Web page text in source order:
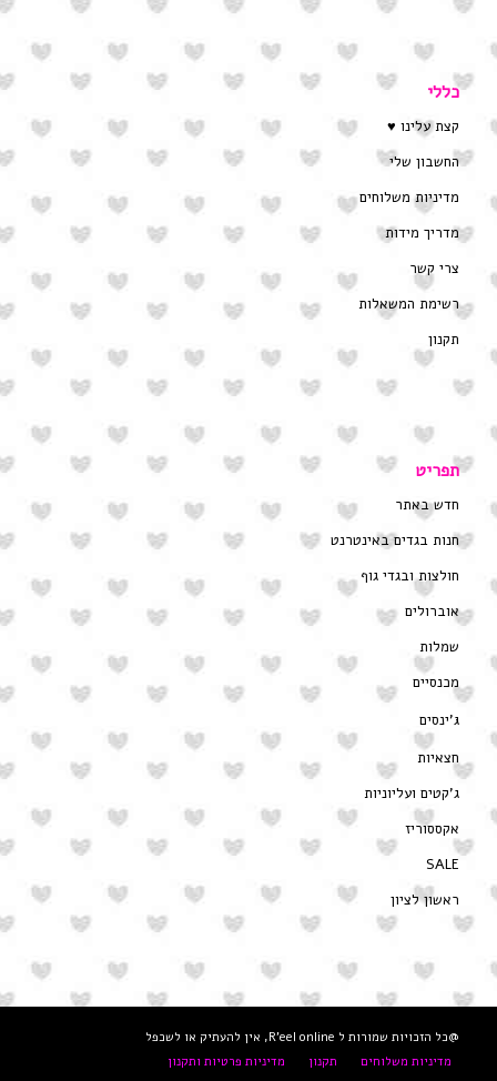
כללי
קצת עלינו ♥
החשבון שלי
מדיניות משלוחים
מדריך מידות
צרי קשר
רשימת המשאלות
תקנון
תפריט
חדש באתר
חנות בגדים באינטרנט
חולצות ובגדי גוף
אוברולים
שמלות
מכנסיים
ג’ינסים
חצאיות
ג’קטים ועליוניות
אקססוריז
SALE
ראשון לציון
@כל הזכויות שמורות ל R'eel online, אין להעתיק או לשכפל
מדיניות משלוחים
תקנון מדיניות פרטיות ותקנון